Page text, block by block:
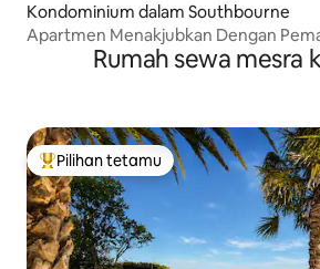
Kondominium dalam Southbourne
Apartmen Menakjubkan Dengan
PanoramaRumah sewa mesra
Pilihan utama tetamu
Pilihan tetamu